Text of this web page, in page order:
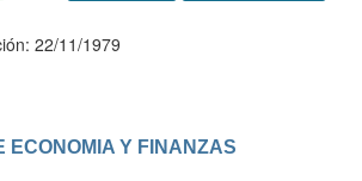
22/11/1979
ECONOMIA Y FINANZAS